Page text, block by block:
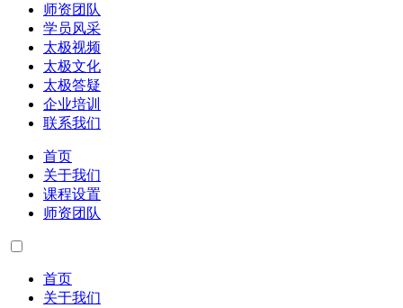
师资团队
学员风采
太极视频
太极文化
太极答疑
企业培训
联系我们
首页
关于我们
课程设置
师资团队
首页
关于我们